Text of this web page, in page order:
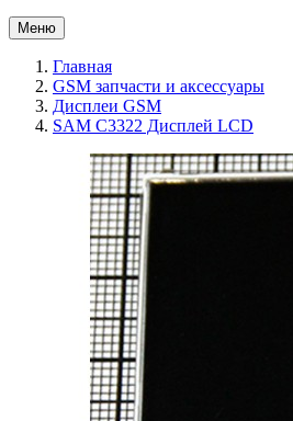
Меню
Главная
GSM запчасти и аксессуары
Дисплеи GSM
SAM C3322 Дисплей LCD